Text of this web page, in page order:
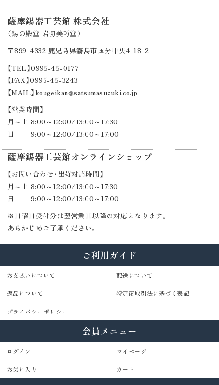
薩摩錫器工芸館 株式会社
（錫の殿堂 岩切美巧堂）
〒899-4332 鹿児島県霧島市国分中央4-18-2
【TEL】0995-45-0177
【FAX】0995-45-3243
【MAIL】kougeikan@satsumasuzuki.co.jp
【営業時間】
月～土 8:00～12:00/13:00～17:30
日 9:00～12:00/13:00～17:00
薩摩錫器工芸館オンラインショップ
【お問い合わせ・出荷対応時間】
月～土 8:00～12:00/13:00～17:30
日 9:00～12:00/13:00～17:00
※日曜日受付分は翌営業日以降の対応となります。
あらかじめご了承ください。
ご利用ガイド
お支払いについて 配送について
返品について 特定商取引法に基づく表記
プライバシーポリシー
会員メニュー
ログイン マイページ
お気に入り カート